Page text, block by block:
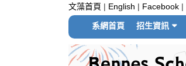
文藻首頁 | English | Facebook |
系網首頁 招生資訊